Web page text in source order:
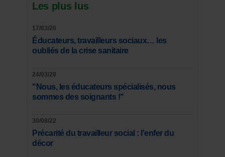
Les plus lus
17/03/20
Éducateurs, travailleurs sociaux… les
oubliés de la crise sanitaire
24/03/20
"Nous, les éducateurs spécialisés, nous
sommes des soignants !"
30/08/22
Précarité du travailleur social : l'enfer du
décor